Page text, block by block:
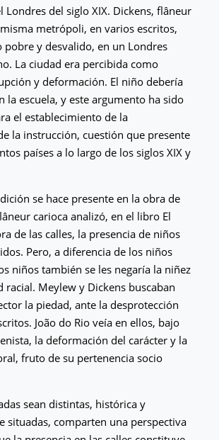
Londres del siglo XIX. Dickens, flâneur
metrópoli, en varios escritos,
pobre y desvalido, en un Londres
La ciudad era percibida como
y deformación. El niño debería
la escuela, y este argumento ha sido
el establecimiento de la
la instrucción, cuestión que presente
países a lo largo de los siglos XIX y
se hace presente en la obra de
carioca analizó, en el libro El
de las calles, la presencia de niños
Pero, a diferencia de los niños
niños también se les negaría la niñez
racial. Meylew y Dickens buscaban
la piedad, ante la desprotección
João do Rio veía en ellos, bajo
la deformación del carácter y la
fruto de su pertenencia socio
sean distintas, histórica y
situadas, comparten una perspectiva